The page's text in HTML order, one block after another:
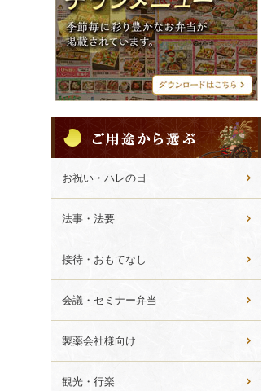
シ
メ
ニ
ュ
ー
用
途
か
ら
選
ぶ
お祝い・ハレの日
法事・法要
接待・おもてなし
会議・セミナー弁当
製薬会社様向け
観光・行楽